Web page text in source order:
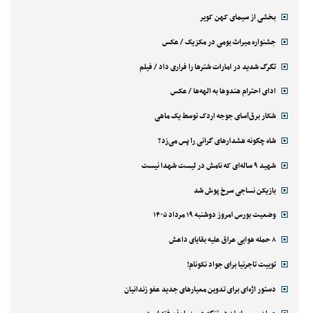
بخشی از سیمای کهن کویر
جشنواره میراث بومی در مکزیک / عکس
تگرگ شدید در امارات شترها را فراری داد / فیلم
ادای احترام هندوها به الهه‌ها / عکس
شکار برق‌آسای جوجه اردک توسط یک ماهی
شاه چگونه هشدارهای گرانی را پس می‌زد؟
شهید ۹ ساله‌ای که نامش در لیست شهدا نیست
بازیکن نساجی سرخ پوش شد
وضعیت بورس امروز دوشنبه ۱۹ مرداد ۱۴۰۵
۸ حمله هوایی عراق علیه بقایای داعش
توییت تاجرنیا برای جواد نکونام!
دستور اژه‌ای برای تدوین معیارهای جدید عفو زندانیان